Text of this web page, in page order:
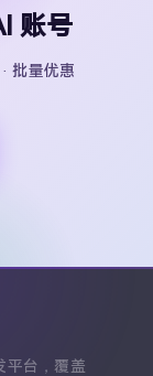
账号
批量优惠
平台，覆盖